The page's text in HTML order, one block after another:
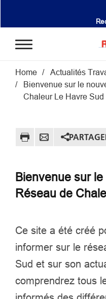
Fil d'Ariane
Home
Actualités
Bienvenue sur le
Chaleur Le Havre Sud
Bienvenue sur
Réseau de
Ce site a été créé
informer sur le
Sud et sur son
comprendrez tous